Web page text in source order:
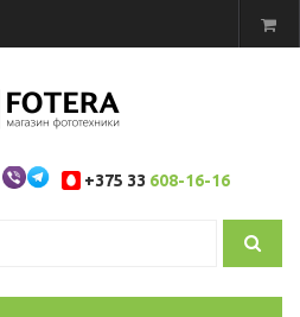
+375 33 608-16-16